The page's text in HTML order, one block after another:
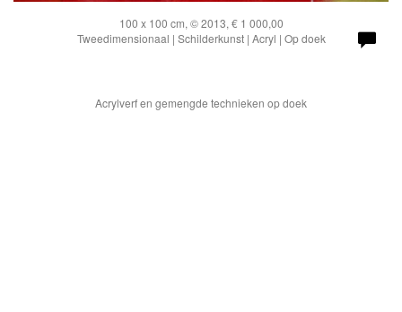
100 x 100 cm, © 2013, € 1 000,00
Tweedimensionaal | Schilderkunst | Acryl | Op doek
Acrylverf en gemengde technieken op doek